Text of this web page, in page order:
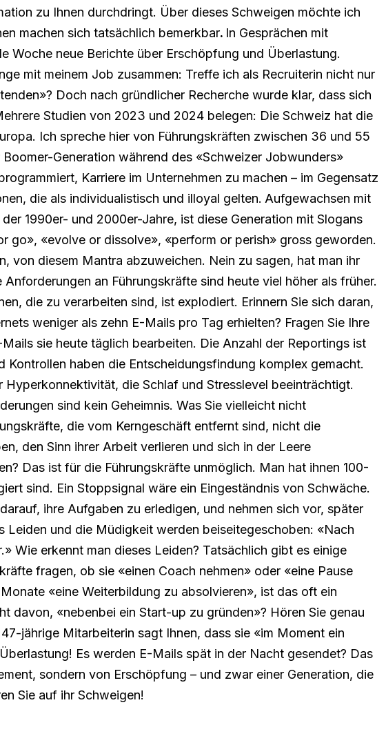
zu Ihnen durchdringt. Über dieses Schweigen möchte ich
machen sich tatsächlich bemerkbar. In Gesprächen mit
Woche neue Berichte über Erschöpfung und Überlastung.
mit meinem Job zusammen: Treffe ich als Recruiterin nicht nur
Doch nach gründlicher Recherche wurde klar, dass sich
Studien von 2023 und 2024 belegen: Die Schweiz hat die
Ich spreche hier von Führungskräften zwischen 36 und 55
Generation während des «Schweizer Jobwunders»
Karriere im Unternehmen zu machen – im Gegensatz
die als individualistisch und illoyal gelten. Aufgewachsen mit
1990er- und 2000er-Jahre, ist diese Generation mit Slogans
go», «evolve or dissolve», «perform or perish» gross geworden.
von diesem Mantra abzuweichen. Nein zu sagen, hat man ihr
an Führungskräfte sind heute viel höher als früher.
die zu verarbeiten sind, ist explodiert. Erinnern Sie sich daran,
weniger als zehn E-Mails pro Tag erhielten? Fragen Sie Ihre
sie heute täglich bearbeiten. Die Anzahl der Reportings ist
Kontrollen haben die Entscheidungsfindung komplex gemacht.
Hyperkonnektivität, die Schlaf und Stresslevel beeinträchtigt.
sind kein Geheimnis. Was Sie vielleicht nicht
die vom Kerngeschäft entfernt sind, nicht die
den Sinn ihrer Arbeit verlieren und sich in der Leere
Das ist für die Führungskräfte unmöglich. Man hat ihnen 100-
sind. Ein Stoppsignal wäre ein Eingeständnis von Schwäche.
ihre Aufgaben zu erledigen, und nehmen sich vor, später
Leiden und die Müdigkeit werden beiseitegeschoben: «Nach
Wie erkennt man dieses Leiden? Tatsächlich gibt es einige
fragen, ob sie «einen Coach nehmen» oder «eine Pause
«eine Weiterbildung zu absolvieren», ist das oft ein
davon, «nebenbei ein Start-up zu gründen»? Hören Sie genau
jährige Mitarbeiterin sagt Ihnen, dass sie «im Moment ein
Es werden E-Mails spät in der Nacht gesendet? Das
sondern von Erschöpfung – und zwar einer Generation, die
Sie auf ihr Schweigen!